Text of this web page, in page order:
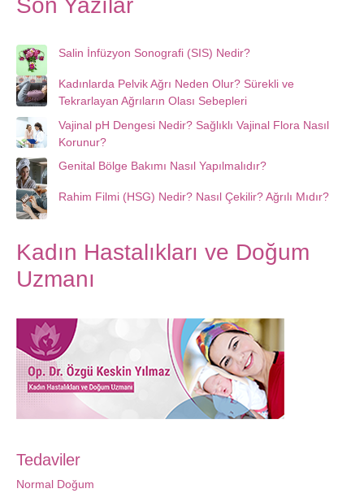
Son Yazılar
Salin İnfüzyon Sonografi (SIS) Nedir?
Kadınlarda Pelvik Ağrı Neden Olur? Sürekli ve
Tekrarlayan Ağrıların Olası Sebepleri
Vajinal pH Dengesi Nedir? Sağlıklı Vajinal Flora Nasıl
Korunur?
Genital Bölge Bakımı Nasıl Yapılmalıdır?
Rahim Filmi (HSG) Nedir? Nasıl Çekilir? Ağrılı Mıdır?
Kadın Hastalıkları ve Doğum
Uzmanı
Tedaviler
Normal Doğum